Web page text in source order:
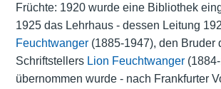
Früchte: 1920 wurde eine Bibliothek
1925 das Lehrhaus - dessen Leitung
Feuchtwanger(1885-1947), den Bruder
Schriftstellers Lion Feuchtwanger(1884-
übernommen wurde - nach Frankfurter